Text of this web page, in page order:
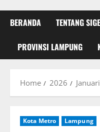
BERANDA TENTANG
PROVINSI LAMPUNG
Home 2026 Januari
Kota Metro Lampung